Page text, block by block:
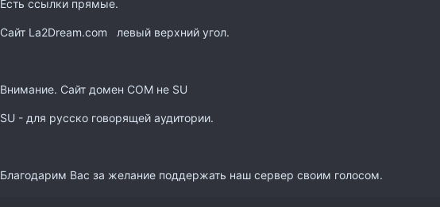
Есть ссылки прямые.
Сайт La2Dream.com левый верхний угол.
Внимание. Сайт домен COM не SU
SU - для русско говорящей аудитории.
Благодарим Вас за желание поддержать наш сервер своим голосом.